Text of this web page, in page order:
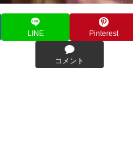
LINE Pinterest
コメント